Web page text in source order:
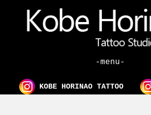
-menu-
KOBE HORINAO TATTOO